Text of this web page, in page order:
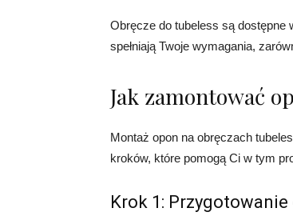
Obręcze do tubeless są
spełniają Twoje wymagania,
Jak zamontować
Montaż opon na obręczach
kroków, które pomogą Ci w tym
Krok 1: Przygotowanie